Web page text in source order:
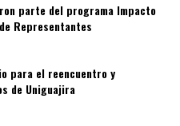
parte del programa Impacto
Representantes
para el reencuentro y
de Uniguajira